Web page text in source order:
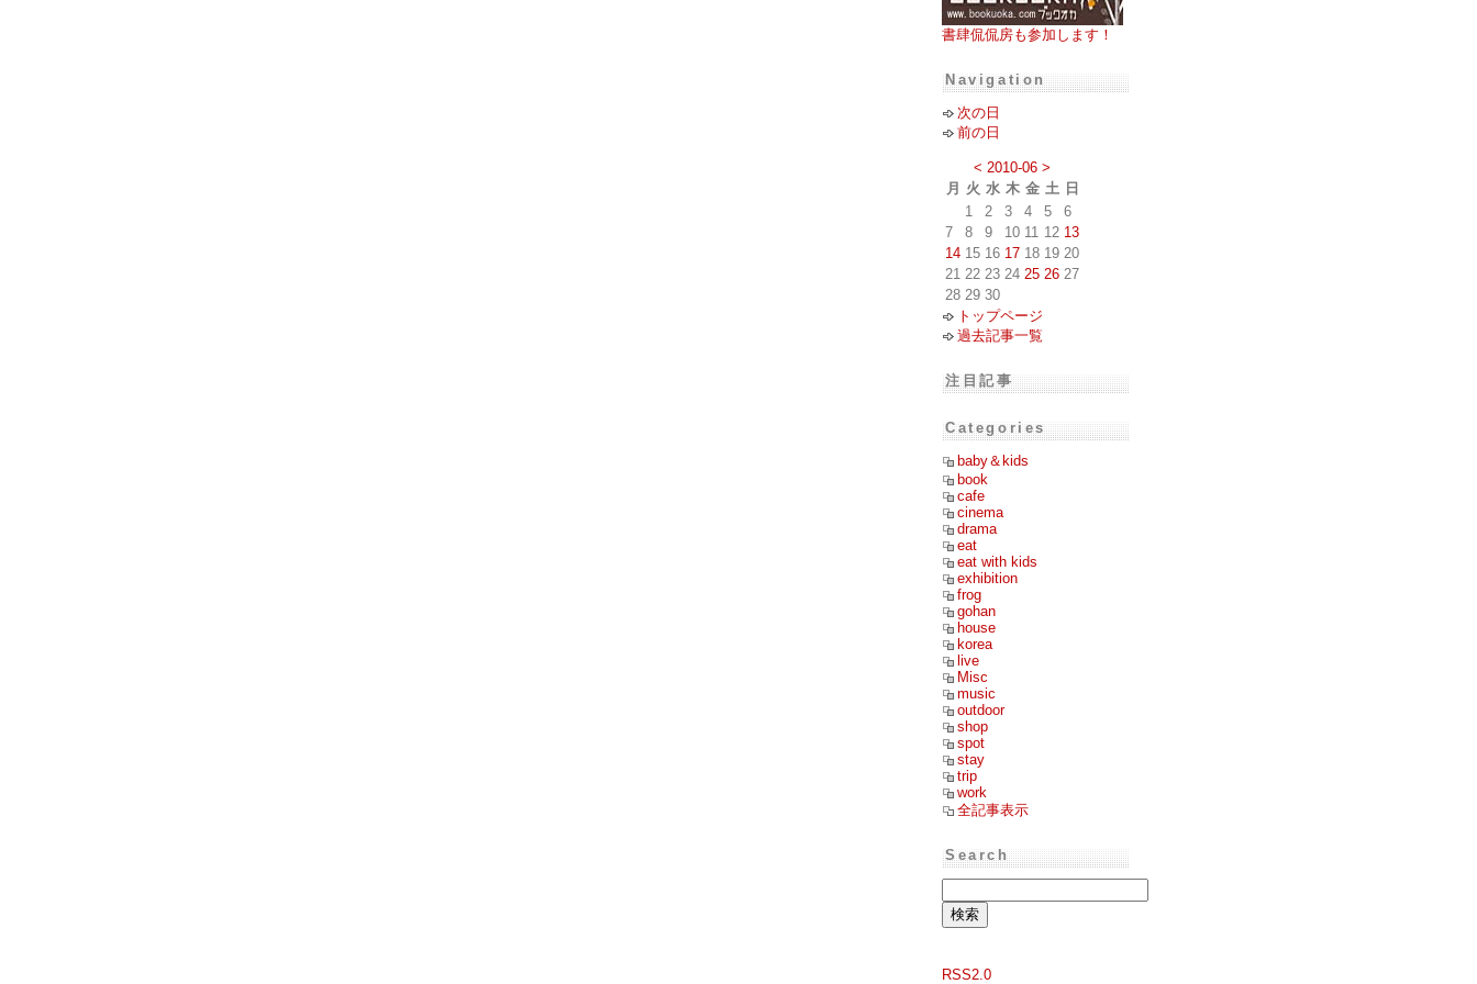
書肆侃侃房も参加します！
Navigation
次の日
前の日
< 2010-06 >
月
火 水 木 金 土 日
1
2 3 4 5
6
7
8 9 10 11 12 13
14 15 16 17 18 19 20
21 22 23 24 25 26 27
28 29 30
トップページ
過去記事一覧
注目記事
Categories
baby＆kids
book
cafe
cinema
drama
eat
eat with kids
exhibition
frog
gohan
house
korea
live
Misc
music
outdoor
shop
spot
stay
trip
work
全記事表示
Search
RSS2.0